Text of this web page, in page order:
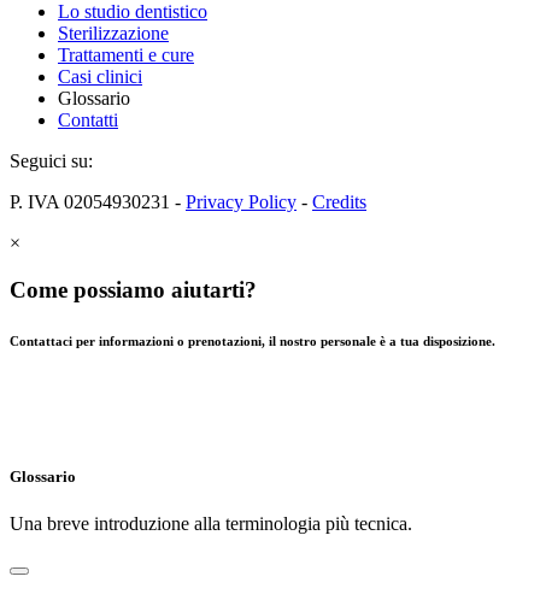
Lo studio dentistico
Sterilizzazione
Trattamenti e cure
Casi clinici
Glossario
Contatti
Seguici su:
P. IVA 02054930231 - Privacy Policy - Credits
×
Come possiamo aiutarti?
Contattaci per informazioni o prenotazioni, il nostro personale è a tua disposizione.
Glossario
Una breve introduzione alla terminologia più tecnica.